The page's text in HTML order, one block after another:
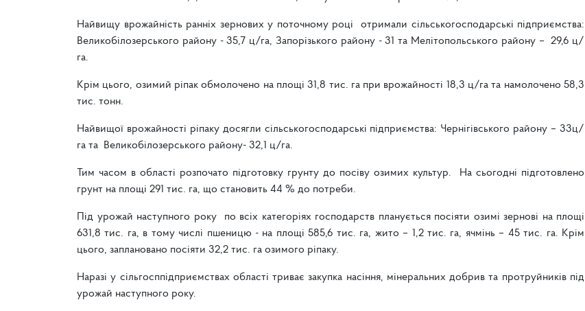
Найвищу врожайність ранніх зернових у поточному році отримали сільськогосподарські підприємства:
Великобілозерського району - 35,7 ц/га, Запорізького району - 31 та Мелітопольського району – 29,6 ц/
га.
Крім цього, озимий ріпак обмолочено на площі 31,8 тис. га при врожайності 18,3 ц/га та намолочено 58,3
тис. тонн.
Найвищої врожайності ріпаку досягли сільськогосподарські підприємства: Чернігівського району – 33ц/
га та Великобілозерського району- 32,1 ц/га.
Тим часом в області розпочато підготовку грунту до посіву озимих культур. На сьогодні підготовлено
грунт на площі 291 тис. га, що становить 44 % до потреби.
Під урожай наступного року по всіх категоріях господарств планується посіяти озимі зернові на площі
631,8 тис. га, в тому числі пшеницю - на площі 585,6 тис. га, жито – 1,2 тис. га, ячмінь – 45 тис. га. Крім
цього, заплановано посіяти 32,2 тис. га озимого ріпаку.
Наразі у сільгосппідприємствах області триває закупка насіння, мінеральних добрив та протруйників під
урожай наступного року.